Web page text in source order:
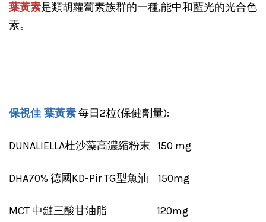
葉黃素是類胡蘿蔔素族群的一種,能中和藍光的光合色
素。
保視佳 葉黃素每日2粒(保健劑量):
DUNALIELLA杜沙藻高濃縮粉末 150 mg
DHA70% 德國KD-Pir TG型魚油 150mg
MCT 中鏈三酸甘油脂 120mg